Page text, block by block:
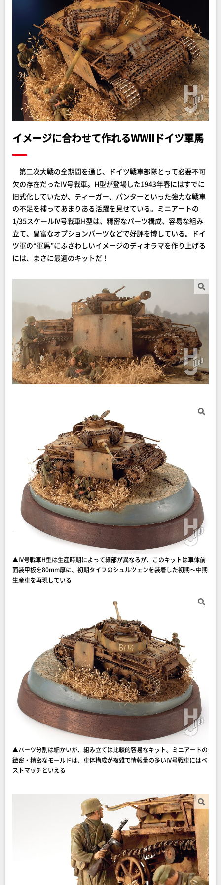
イメージに合わせて作れるWWIIドイツ軍馬
第二次大戦の全期間を通じ、ドイツ戦車部隊とって必要不可
欠の存在だったIV号戦車。H型が登場した1943年春にはすでに
旧式化していたが、ティーガー、パンターといった強力な戦車
の不足を補ってあまりある活躍を見せている。ミニアートの
1/35スケールIV号戦車H型は、精密なパーツ構成、容易な組み
立て、豊富なオプションパーツなどで好評を博している。ドイ
ツ軍の“軍馬”にふさわしいイメージのディオラマを作り上げる
には、まさに最適のキットだ！
▲IV号戦車H型は生産時期によって細部が異なるが、このキットは車体前
面装甲板を80mm厚に、初期タイプのシュルツェンを装着した初期〜中期
生産車を再現している
▲パーツ分割は細かいが、組み立ては比較的容易なキット。ミニアートの
緻密・精密なモールドは、車体構成が複雑で情報量の多いIV号戦車にはベ
ストマッチといえる